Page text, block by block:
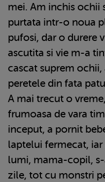
mei. Am inchis ochii
purtata intr-o noua
pufosi, dar o durere
ascutita si vie m-a
cascat suprem
peretele din fata
A mai trecut o
frumoasa de vara
inceput, a pornit
laptelui fermecat,
lumi, mama-copil,
zile, tot cu monstri